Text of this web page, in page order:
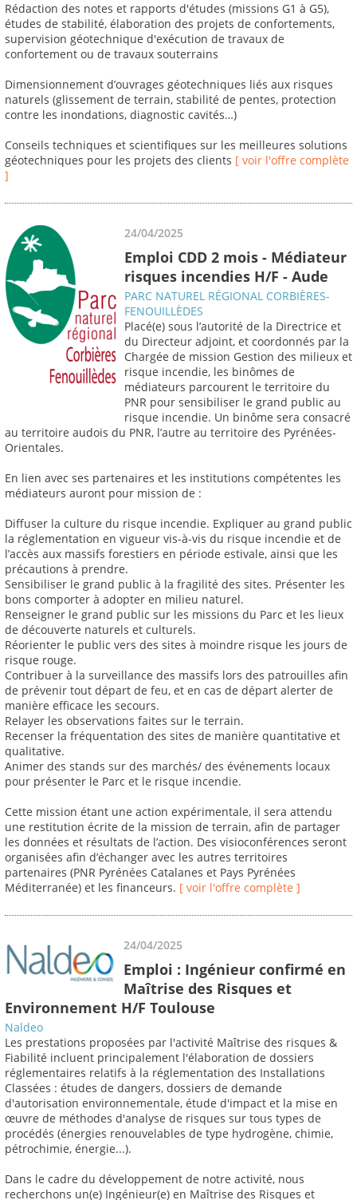
Rédaction des notes et rapports d'études (missions G1 à G5),
études de stabilité, élaboration des projets de confortements,
supervision géotechnique d'exécution de travaux de
confortement ou de travaux souterrains
Dimensionnement d’ouvrages géotechniques liés aux risques
naturels (glissement de terrain, stabilité de pentes, protection
contre les inondations, diagnostic cavités…)
Conseils techniques et scientifiques sur les meilleures solutions
géotechniques pour les projets des clients [ voir l'offre complète
]
24/04/2025
Emploi CDD 2 mois - Médiateur
risques incendies H/F - Aude
PARC NATUREL RÉGIONAL CORBIÈRES-
FENOUILLÈDES
Placé(e) sous l’autorité de la Directrice et
du Directeur adjoint, et coordonnés par la
Chargée de mission Gestion des milieux et
risque incendie, les binômes de
médiateurs parcourent le territoire du
PNR pour sensibiliser le grand public au
risque incendie. Un binôme sera consacré
au territoire audois du PNR, l’autre au territoire des Pyrénées-
Orientales.
En lien avec ses partenaires et les institutions compétentes les
médiateurs auront pour mission de :
Diffuser la culture du risque incendie. Expliquer au grand public
la réglementation en vigueur vis-à-vis du risque incendie et de
l’accès aux massifs forestiers en période estivale, ainsi que les
précautions à prendre.
Sensibiliser le grand public à la fragilité des sites. Présenter les
bons comporter à adopter en milieu naturel.
Renseigner le grand public sur les missions du Parc et les lieux
de découverte naturels et culturels.
Réorienter le public vers des sites à moindre risque les jours de
risque rouge.
Contribuer à la surveillance des massifs lors des patrouilles afin
de prévenir tout départ de feu, et en cas de départ alerter de
manière efficace les secours.
Relayer les observations faites sur le terrain.
Recenser la fréquentation des sites de manière quantitative et
qualitative.
Animer des stands sur des marchés/ des événements locaux
pour présenter le Parc et le risque incendie.
Cette mission étant une action expérimentale, il sera attendu
une restitution écrite de la mission de terrain, afin de partager
les données et résultats de l’action. Des visioconférences seront
organisées afin d’échanger avec les autres territoires
partenaires (PNR Pyrénées Catalanes et Pays Pyrénées
Méditerranée) et les financeurs. [ voir l'offre complète ]
24/04/2025
Emploi : Ingénieur confirmé en
Maîtrise des Risques et
Environnement H/F Toulouse
Naldeo
Les prestations proposées par l'activité Maîtrise des risques &
Fiabilité incluent principalement l'élaboration de dossiers
réglementaires relatifs à la réglementation des Installations
Classées : études de dangers, dossiers de demande
d'autorisation environnementale, étude d'impact et la mise en
œuvre de méthodes d'analyse de risques sur tous types de
procédés (énergies renouvelables de type hydrogène, chimie,
pétrochimie, énergie...).
Dans le cadre du développement de notre activité, nous
recherchons un(e) Ingénieur(e) en Maîtrise des Risques et